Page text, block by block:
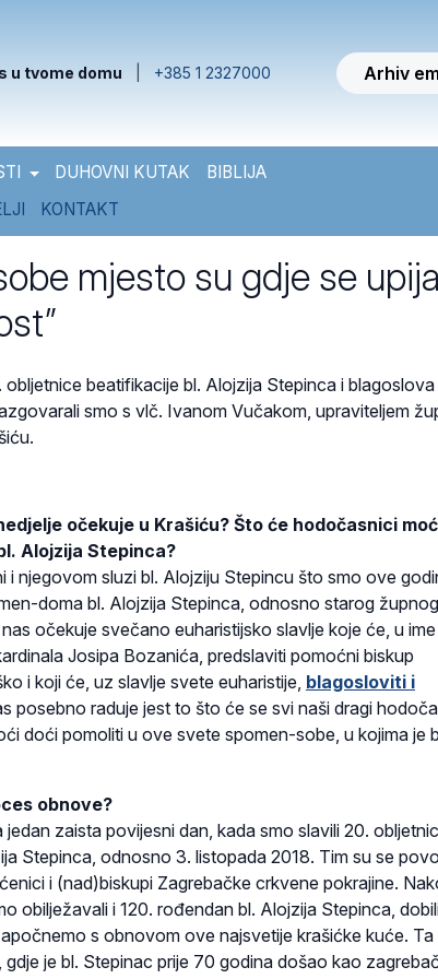
u tvome domu +385 1 2327000 Arhiv
DUHOVNI KUTAK
BIBLIJA
KONTAKT
mjesto su gdje se upija
beatifikacije bl. Alojzija Stepinca i blagoslova
smo s vlč. Ivanom Vučakom, upraviteljem
očekuje u Krašiću? Što će hodočasnici
Alojzija Stepinca?
i njegovom sluzi bl. Alojziju Stepincu što smo ove
doma bl. Alojzija Stepinca, odnosno starog
očekuje svečano euharistijsko slavlje koje će, u ime
Josipa Bozanića, predslaviti pomoćni biskup
i koji će, uz slavlje svete euharistije, blagosloviti i
posebno raduje jest to što će se svi naši dragi
doći pomoliti u ove svete spomen-sobe, u kojima je
obnove?
zaista povijesni dan, kada smo slavili 20.
Stepinca, odnosno 3. listopada 2018. Tim su se
i (nad)biskupi Zagrebačke crkvene pokrajine.
obilježavali i 120. rođendan bl. Alojzija Stepinca,
s obnovom ove najsvetije krašićke kuće. Ta
je bl. Stepinac prije 70 godina došao kao